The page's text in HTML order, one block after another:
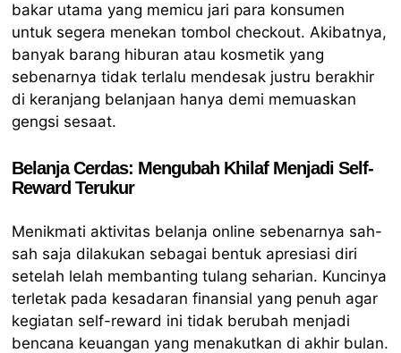
bakar utama yang memicu jari para konsumen
untuk segera menekan tombol checkout. Akibatnya,
banyak barang hiburan atau kosmetik yang
sebenarnya tidak terlalu mendesak justru berakhir
di keranjang belanjaan hanya demi memuaskan
gengsi sesaat.
Belanja Cerdas: Mengubah Khilaf Menjadi Self-
Reward Terukur
Menikmati aktivitas belanja online sebenarnya sah-
sah saja dilakukan sebagai bentuk apresiasi diri
setelah lelah membanting tulang seharian. Kuncinya
terletak pada kesadaran finansial yang penuh agar
kegiatan self-reward ini tidak berubah menjadi
bencana keuangan yang menakutkan di akhir bulan.